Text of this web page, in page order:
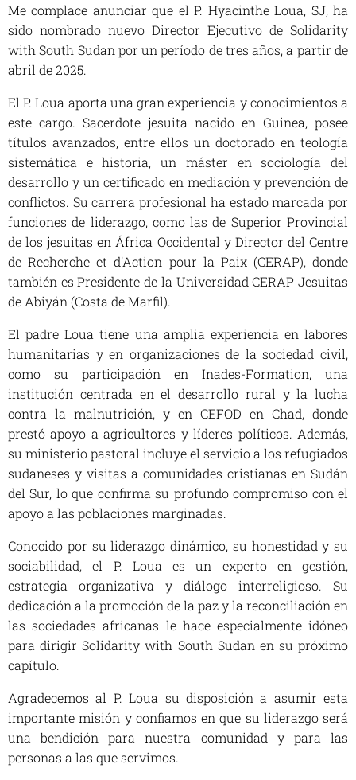
Me complace anunciar que el P. Hyacinthe Loua, SJ, ha
sido nombrado nuevo Director Ejecutivo de Solidarity
with South Sudan por un período de tres años, a partir de
abril de 2025.
El P. Loua aporta una gran experiencia y conocimientos a
este cargo. Sacerdote jesuita nacido en Guinea, posee
títulos avanzados, entre ellos un doctorado en teología
sistemática e historia, un máster en sociología del
desarrollo y un certificado en mediación y prevención de
conflictos. Su carrera profesional ha estado marcada por
funciones de liderazgo, como las de Superior Provincial
de los jesuitas en África Occidental y Director del Centre
de Recherche et d'Action pour la Paix (CERAP), donde
también es Presidente de la Universidad CERAP Jesuitas
de Abiyán (Costa de Marfil).
El padre Loua tiene una amplia experiencia en labores
humanitarias y en organizaciones de la sociedad civil,
como su participación en Inades-Formation, una
institución centrada en el desarrollo rural y la lucha
contra la malnutrición, y en CEFOD en Chad, donde
prestó apoyo a agricultores y líderes políticos. Además,
su ministerio pastoral incluye el servicio a los refugiados
sudaneses y visitas a comunidades cristianas en Sudán
del Sur, lo que confirma su profundo compromiso con el
apoyo a las poblaciones marginadas.
Conocido por su liderazgo dinámico, su honestidad y su
sociabilidad, el P. Loua es un experto en gestión,
estrategia organizativa y diálogo interreligioso. Su
dedicación a la promoción de la paz y la reconciliación en
las sociedades africanas le hace especialmente idóneo
para dirigir Solidarity with South Sudan en su próximo
capítulo.
Agradecemos al P. Loua su disposición a asumir esta
importante misión y confiamos en que su liderazgo será
una bendición para nuestra comunidad y para las
personas a las que servimos.